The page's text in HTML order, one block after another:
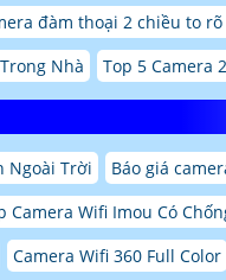
đàm thoại 2 chiều to
Nhà
Top 5 Camera
Ngoài Trời Báo giá
Camera Wifi Imou Có
Camera Wifi 360 Full Color